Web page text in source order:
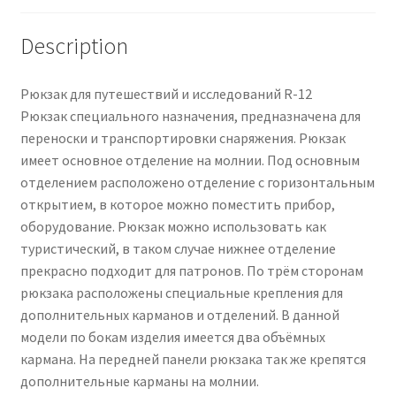
Description
Рюкзак для путешествий и исследований R-12
Рюкзак специального назначения, предназначена для
переноски и транспортировки снаряжения. Рюкзак
имеет основное отделение на молнии. Под основным
отделением расположено отделение с горизонтальным
открытием, в которое можно поместить прибор,
оборудование. Рюкзак можно использовать как
туристический, в таком случае нижнее отделение
прекрасно подходит для патронов. По трём сторонам
рюкзака расположены специальные крепления для
дополнительных карманов и отделений. В данной
модели по бокам изделия имеется два объёмных
кармана. На передней панели рюкзака так же крепятся
дополнительные карманы на молнии.